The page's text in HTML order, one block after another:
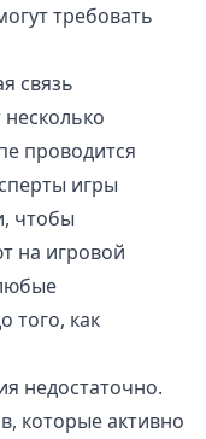
требовать
связь
проводится
игры
чтобы
на игровой
того, как
недостаточно.
которые активно